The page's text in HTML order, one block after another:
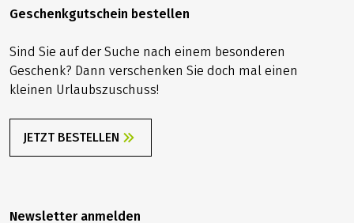
Geschenkgutschein bestellen
Sind Sie auf der Suche nach einem besonderen
Geschenk? Dann verschenken Sie doch mal einen
kleinen Urlaubszuschuss!
JETZT BESTELLEN
Newsletter anmelden